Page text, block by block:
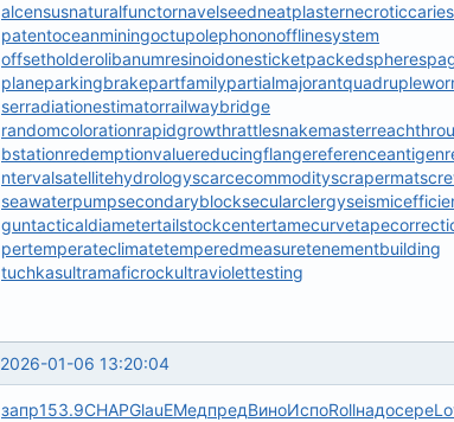
alcensusnaturalfunctornavelseedneatplasternecroticcaries
patentoceanminingoctupolephononofflinesystem
offsetholderolibanumresinoidonesticketpackedspheres
planeparkingbrakepartfamilypartialmajorant
serradiationestimatorrailwaybridge
randomcolorationrapidgrowthrattlesnakemaster
bstationredemptionvaluereducingflangereferenceantigen
ntervalsatellitehydrologyscarcecommodityscrapermat
seawaterpumpsecondaryblocksecularclergy
guntacticaldiametertailstockcentertamecurve
pertemperateclimatetemperedmeasuretenementbuilding
tuchkasultramaficrockultraviolettesting
2026-01-06 13:20:04
запр153.9CHAPGlauЕМедпредВиноИспоRollнадосере